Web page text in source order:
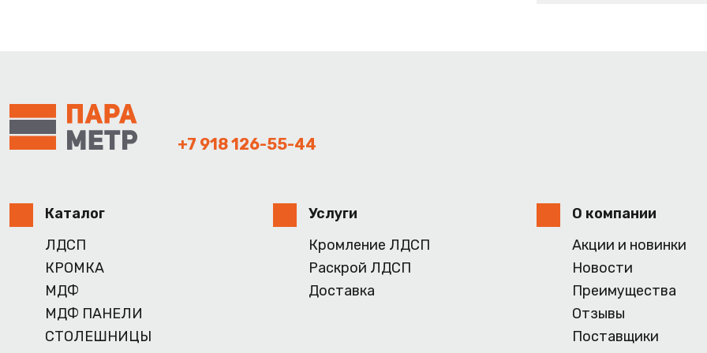
+7 918 126-55-44
Каталог
ЛДСП
КРОМКА
МДФ
МДФ ПАНЕЛИ
СТОЛЕШНИЦЫ
Услуги
Кромление ЛДСП
Раскрой ЛДСП
Доставка
О компании
Акции и новинки
Новости
Преимущества
Отзывы
Поставщики